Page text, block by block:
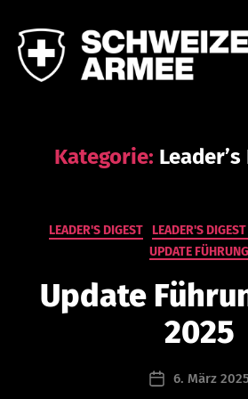
ArmeeKategorie:
LEADER'S DIGEST LEADER'S
UPDATE FÜHRUNG
Update
2025
n
m
in
is
or
@
a
Beitragsdatum
6. März